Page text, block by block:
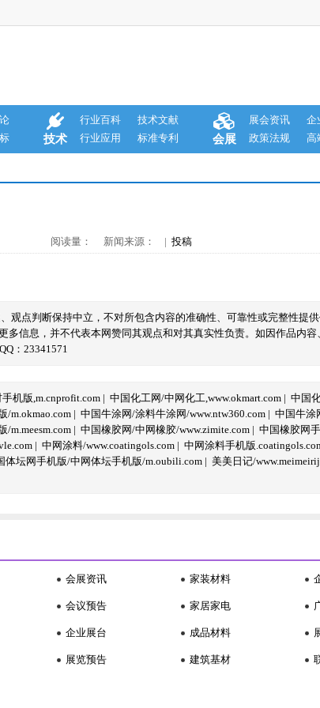
技术
行业百科
技术文献
行业应用
标准专利 会展
展会资讯
企
政策法规
高
阅读量： 新闻来源： | 投稿
观点判断保持中立，不对所包含内容的准确性、可靠性或完整性提
信息，并不代表本网赞同其观点和对其真实性负责。如因作品内
：23341571
机版,m.cnprofit.com | 中国化工网/中网化工,www.okmart.com | 中国
/m.okmao.com | 中国牛涂网/涂料牛涂网/www.ntw360.com | 中国牛涂
m.meesm.com | 中国橡胶网/中网橡胶/www.zimite.com | 中国橡胶网
| 中网涂料/www.coatingols.com | 中网涂料手机版
体坛网手机版/中网体坛手机版/m.oubili.com | 美美日记/
会展资讯
会议预告
企业展台
展览预告
家装材料
家居家电
成品材料
建筑基材